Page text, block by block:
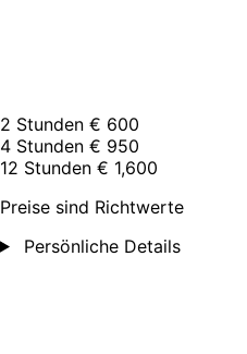
2 Stunden € 600
4 Stunden € 950
12 Stunden € 1,600
Preise sind Richtwerte
Persönliche Details